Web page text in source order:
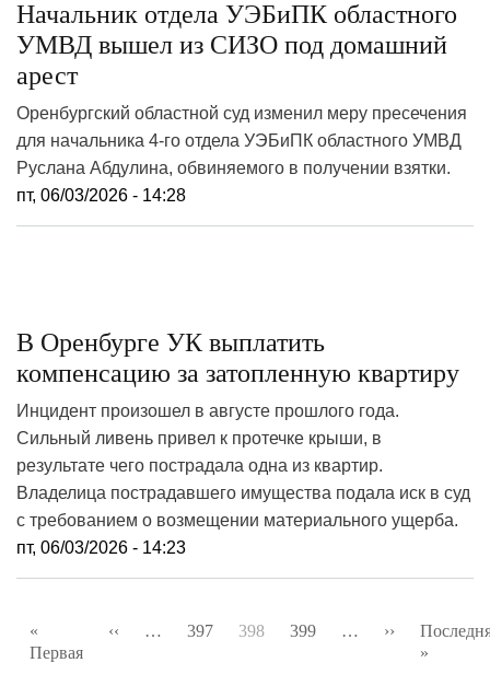
Начальник отдела УЭБиПК областного
УМВД вышел из СИЗО под домашний
арест
Оренбургский областной суд изменил меру пресечения
для начальника 4-го отдела УЭБиПК областного УМВД
Руслана Абдулина, обвиняемого в получении взятки.
пт, 06/03/2026 - 14:28
В Оренбурге УК выплатить
компенсацию за затопленную квартиру
Инцидент произошел в августе прошлого года.
Сильный ливень привел к протечке крыши, в
результате чего пострадала одна из квартир.
Владелица пострадавшего имущества подала иск в суд
с требованием о возмещении материального ущерба.
пт, 06/03/2026 - 14:23
страниц
«
Первая
‹‹ Предыдущая
… 397 398 399 … ›› Следующая
страница
»